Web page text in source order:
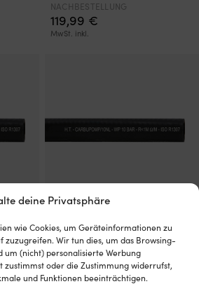
deine Privatsphäre
wie Cookies, um Geräteinformationen zu
Wir tun dies, um das Browsing-
um (nicht) personalisierte Werbung
zustimmst oder die Zustimmung widerrufst,
und Funktionen beeinträchtigen.
119,99 €
MwSt. inkl.
NACHBESTELLUNG
mm
/ Saugschlauch Hoses
Technology
CARBUPOMP/10NL, ISO R1307,
Gummi mit Verstärkung, 6 mm